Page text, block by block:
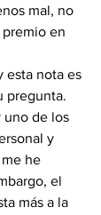
mal, no
en
esta nota es
pregunta.
uno de los
y
he
el
más a la